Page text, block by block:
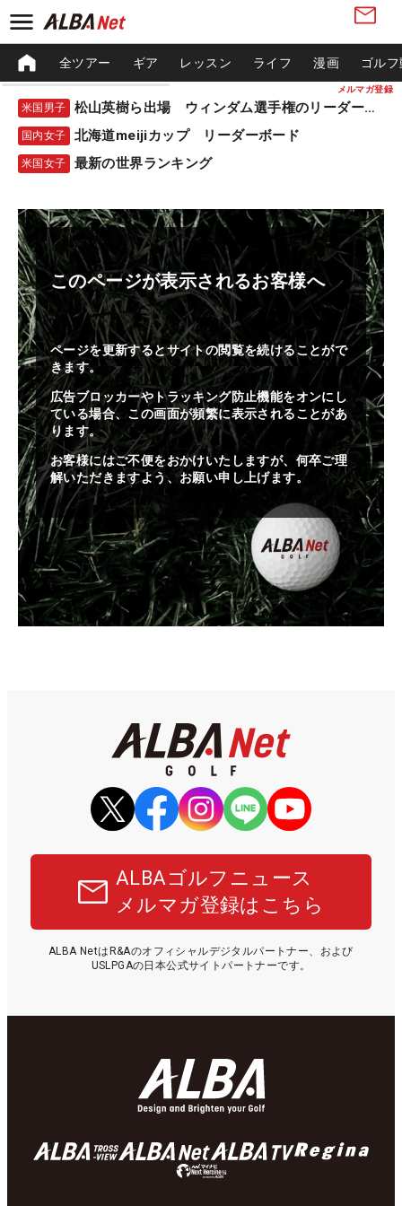
メルマガ登録
全ツアー ギア レッスン ライフ 漫画 ゴル
米国男子 松山英樹ら出場 ウィンダム選手権のリーダーボード
国内女子 北海道meijiカップ リーダーボード
米国女子 最新の世界ランキング
このページが表示されるお客様へ
ページを更新するとサイトの閲覧を続けることがで
きます。
広告ブロッカーやトラッキング防止機能をオンにし
ている場合、この画面が頻繁に表示されることがあ
ります。
お客様にはご不便をおかけいたしますが、何卒ご理
解いただきますよう、お願い申し上げます。
ALBAゴルフニュース
メルマガ登録はこちら
ALBA NetはR&Aのオフィシャルデジタルパートナー、および
USLPGAの日本公式サイトパートナーです。